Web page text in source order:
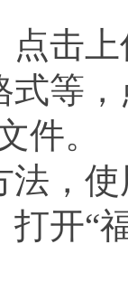
点击
式等
件。
法，
打开“